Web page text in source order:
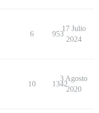
6 953
17 Julio
2024
10 1342
3 Agosto
2020